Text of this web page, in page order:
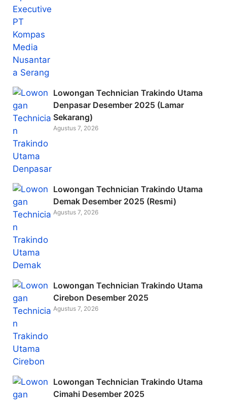
Lowongan Technician Trakindo Utama
Denpasar Desember 2025 (Lamar
Sekarang)
Agustus 7, 2026
Lowongan Technician Trakindo Utama
Demak Desember 2025 (Resmi)
Agustus 7, 2026
Lowongan Technician Trakindo Utama
Cirebon Desember 2025
Agustus 7, 2026
Lowongan Technician Trakindo Utama
Cimahi Desember 2025